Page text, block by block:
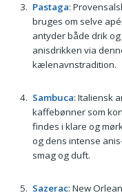
Pastaga:
bruges om selve
antyder både drik
anisdrikken via
kælenavnstradition.
Sambuca: Italiensk
kaffebønner som
findes i klare og
og dens intense
smag og duft.
Sazerac: New